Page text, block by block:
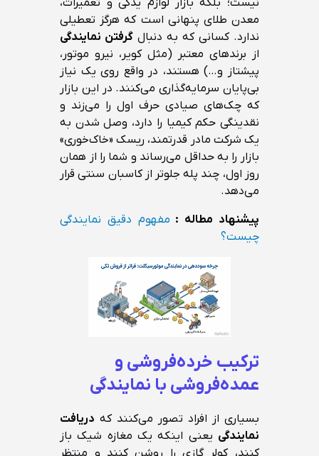
نیست؛ بلکه بازار لوازم یدکی و تعمیرات،
معدن طلای پنهانی است که هرگز تعطیلی
ندارد. کسانی که به دنبال گرفتن نمایندگی
از برندهای معتبر (مثل کویر، نیرو موتور،
پیشتاز و…) هستند، در واقع روی یک نیاز
بی‌پایان سرمایه‌گذاری می‌کنند. در این بازار
که چک‌های صیادی حرف اول را می‌زند و
نقدینگی حکم کیمیا را دارد، وصل شدن به
یک شرکت مادر قدرتمند، ریسک «خاک‌خوری»
بازار را به حداقل می‌رساند و شما را از همان
روز اول، چند پله جلوتر از کاسبان سنتی قرار
می‌دهد.
پیشنهاد مطاله : مفهوم دقیق نمایندگی
چیست؟
ترکیب خرده‌فروشی و
عمده‌فروشی با نمایندگی
بسیاری از افراد تصور می‌کنند که دریافت
نمایندگی یعنی اینکه یک مغازه شیک باز